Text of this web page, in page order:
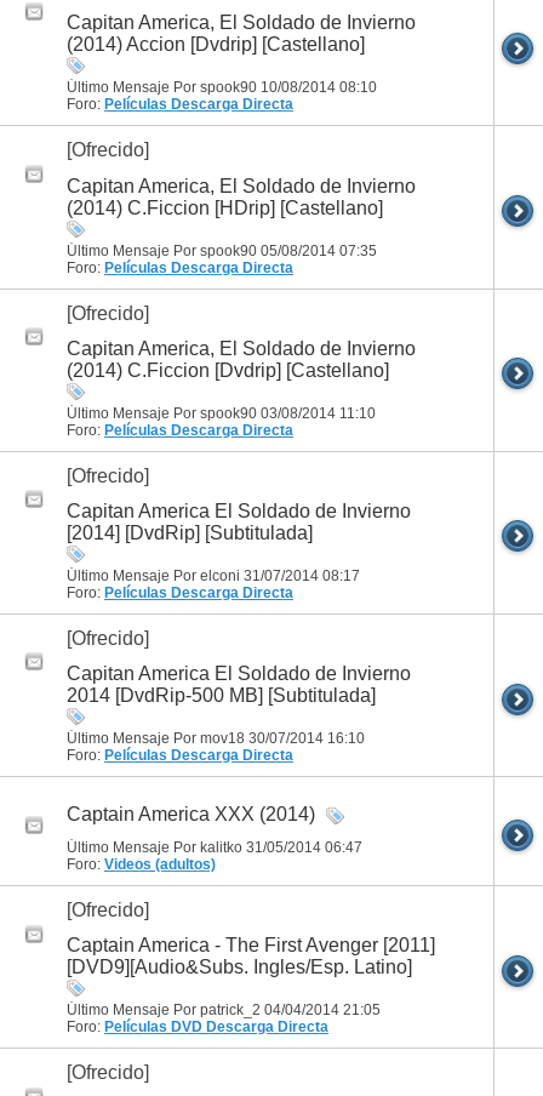
Capitan America, El Soldado de Invierno
(2014) Accion [Dvdrip] [Castellano]
Último Mensaje Por spook90 10/08/2014 08:10
Foro: Películas Descarga Directa
[Ofrecido]
Capitan America, El Soldado de Invierno
(2014) C.Ficcion [HDrip] [Castellano]
Último Mensaje Por spook90 05/08/2014 07:35
Foro: Películas Descarga Directa
[Ofrecido]
Capitan America, El Soldado de Invierno
(2014) C.Ficcion [Dvdrip] [Castellano]
Último Mensaje Por spook90 03/08/2014 11:10
Foro: Películas Descarga Directa
[Ofrecido]
Capitan America El Soldado de Invierno
[2014] [DvdRip] [Subtitulada]
Último Mensaje Por elconi 31/07/2014 08:17
Foro: Películas Descarga Directa
[Ofrecido]
Capitan America El Soldado de Invierno
2014 [DvdRip-500 MB] [Subtitulada]
Último Mensaje Por mov18 30/07/2014 16:10
Foro: Películas Descarga Directa
Captain America XXX (2014)
Último Mensaje Por kalitko 31/05/2014 06:47
Foro: Videos (adultos)
[Ofrecido]
Captain America - The First Avenger [2011]
[DVD9][Audio&Subs. Ingles/Esp. Latino]
Último Mensaje Por patrick_2 04/04/2014 21:05
Foro: Películas DVD Descarga Directa
[Ofrecido]